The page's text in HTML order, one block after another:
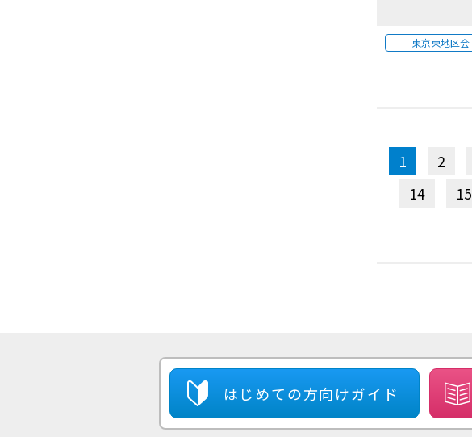
東京東地区会
1 2
14
15
はじめての方向けガイド